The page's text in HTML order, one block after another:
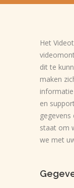
Het
dit te
maken
en
staat om
we met